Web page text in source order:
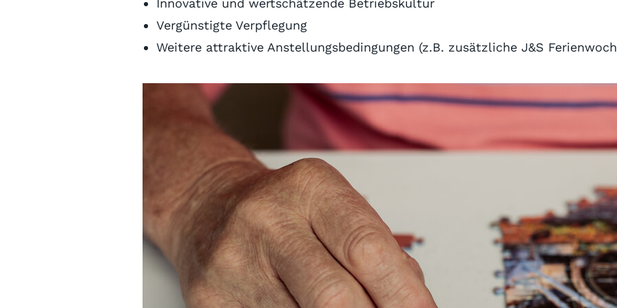
Innovative und wertschätzende Betriebskultur
Vergünstigte Verpflegung
Weitere attraktive Anstellungsbedingungen (z.B. zusätzliche J&S